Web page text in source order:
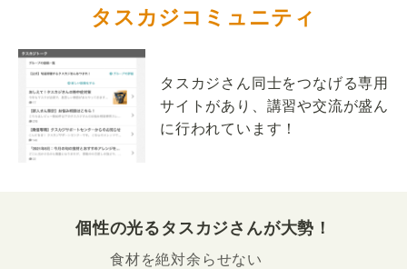
タスカジコミュニティ
タスカジさん同士をつなげる専用
サイトがあり、講習や交流が盛ん
に行われています！
個性の光るタスカジさんが大勢！
食材を絶対余らせない